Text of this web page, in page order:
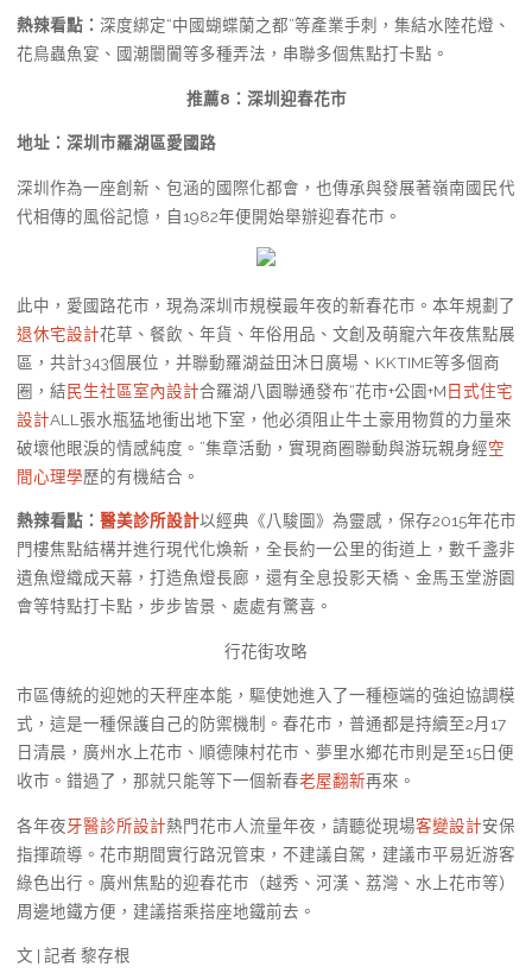
熱辣看點： 深度綁定“中國蝴蝶蘭之都”等產業手刺，集結水陸花燈、
花鳥蟲魚宴、國潮闤闠等多種弄法，串聯多個焦點打卡點。
推薦8： 深圳迎春花市
地址：深圳市羅湖區愛國路
深圳作為一座創新、包涵的國際化都會，也傳承與發展著嶺南國民代
代相傳的風俗記憶，自1982年便開始舉辦迎春花市。
此中，愛國路花市，現為深圳市規模最年夜的新春花市。本年規劃了
退休宅設計花草、餐飲、年貨、年俗用品、文創及萌寵六年夜焦點展
區，共計343個展位，并聯動羅湖益田沐日廣場、KKTIME等多個商
圈，結民生社區室內設計合羅湖八園聯通發布“花市+公園+M日式住宅
設計ALL張水瓶猛地衝出地下室，他必須阻止牛土豪用物質的力量來
破壞他眼淚的情感純度。”集章活動，實現商圈聯動與游玩親身經空
間心理學歷的有機結合。
熱辣看點： 醫美診所設計以經典《八駿圖》為靈感，保存2015年花市
門樓焦點結構并進行現代化煥新，全長約一公里的街道上，數千盞非
遺魚燈織成天幕，打造魚燈長廊，還有全息投影天橋、金馬玉堂游園
會等特點打卡點，步步皆景、處處有驚喜。
行花街攻略
市區傳統的迎她的天秤座本能，驅使她進入了一種極端的強迫協調模
式，這是一種保護自己的防禦機制。春花市，普通都是持續至2月17
日清晨，廣州水上花市、順德陳村花市、夢里水鄉花市則是至15日便
收市。錯過了，那就只能等下一個新春老屋翻新再來。
各年夜牙醫診所設計熱門花市人流量年夜，請聽從現場客變設計安保
指揮疏導。花市期間實行路況管束，不建議自駕，建議市平易近游客
綠色出行。廣州焦點的迎春花市（越秀、河漢、荔灣、水上花市等）
周邊地鐵方便，建議搭乘搭座地鐵前去。
文 | 記者 黎存根